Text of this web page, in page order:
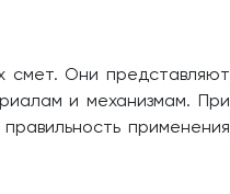
смет. Они представляют
и механизмам. При
применения